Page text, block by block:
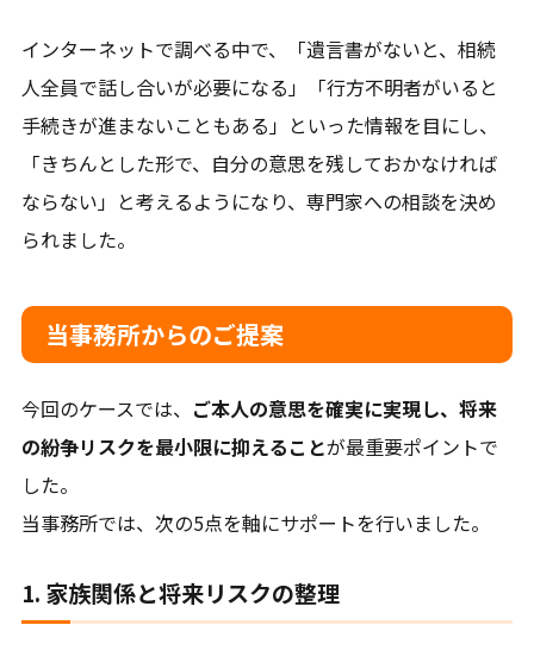
インターネットで調べる中で、「遺言書がないと、相続
人全員で話し合いが必要になる」「行方不明者がいると
手続きが進まないこともある」といった情報を目にし、
「きちんとした形で、自分の意思を残しておかなければ
ならない」と考えるようになり、専門家への相談を決め
られました。
当事務所からのご提案
今回のケースでは、 ご本人の意思を確実に実現し、将来
の紛争リスクを最小限に抑えることが最重要ポイントで
した。
当事務所では、次の5点を軸にサポートを行いました。
1. 家族関係と将来リスクの整理